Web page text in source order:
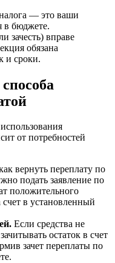
— это ваши
в бюджете.
зачесть) вправе
обязана
и сроки.
от потребностей
вернуть переплату по
подать заявление по
положительного
в установленный
Если средства не
остаток в счет
зачет переплаты по